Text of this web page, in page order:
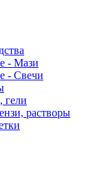
- Мази
- Свечи
гели
растворы